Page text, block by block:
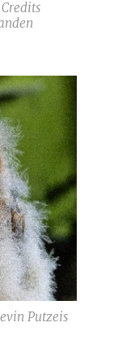
Putzeis